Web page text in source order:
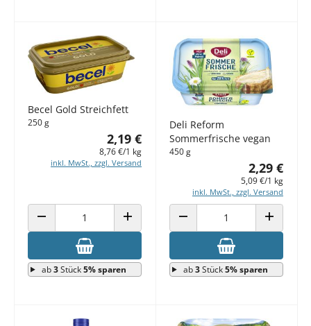
Becel Gold Streichfett
250 g
2,19 €
8,76 €/1 kg
inkl. MwSt., zzgl. Versand
ANZAHL VERRINGERN ANZAHL ERHÖHEN
ab3Stück5% sparen
Deli Reform
Sommerfrische vegan
450 g
2,29 €
5,09 €/1 kg
inkl. MwSt., zzgl. Versand
ANZAHL VERRINGERN ANZAHL
ab3Stück5% sparen